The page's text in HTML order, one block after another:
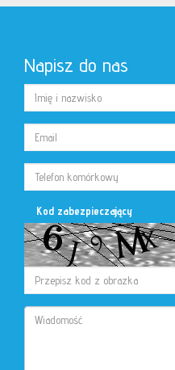
Napisz do nas
Kod zabezpieczający